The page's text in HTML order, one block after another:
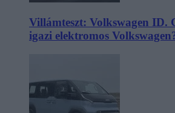
Villámteszt: Volkswagen ID.
igazi elektromos